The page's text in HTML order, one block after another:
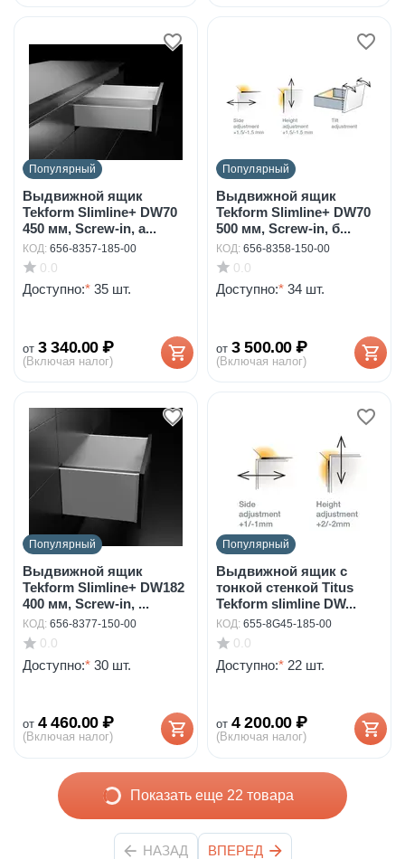
Популярный
Выдвижной ящик
Tekform Slimline+ DW70
450 мм, Screw-in, а...
КОД: 656-8357-185-00
0.0
Доступно:* 35 шт.
от 3 340.00 ₽
(Включая налог)
Популярный
Выдвижной ящик
Tekform Slimline+ DW70
500 мм, Screw-in, б...
КОД: 656-8358-150-00
0.0
Доступно:* 34 шт.
от 3 500.00 ₽
(Включая налог)
Популярный
Выдвижной ящик
Tekform Slimline+ DW182
400 мм, Screw-in, ...
КОД: 656-8377-150-00
0.0
Доступно:* 30 шт.
от 4 460.00 ₽
(Включая налог)
Популярный
Выдвижной ящик с
тонкой стенкой Titus
Tekform slimline DW...
КОД: 655-8G45-185-00
0.0
Доступно:* 22 шт.
от 4 200.00 ₽
(Включая налог)
Показать еще 22 товара
НАЗАД ВПЕРЕД